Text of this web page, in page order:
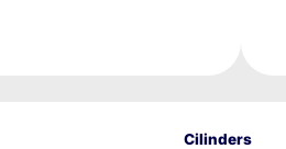
Cilinders